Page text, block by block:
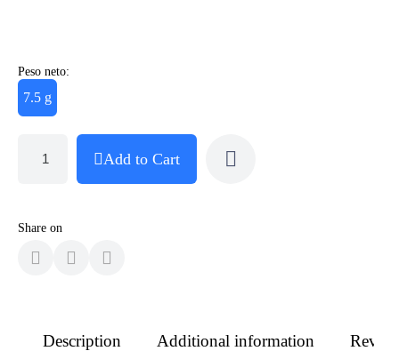
Peso neto:
7.5 g
Add to Cart
Share on
Description Additional information